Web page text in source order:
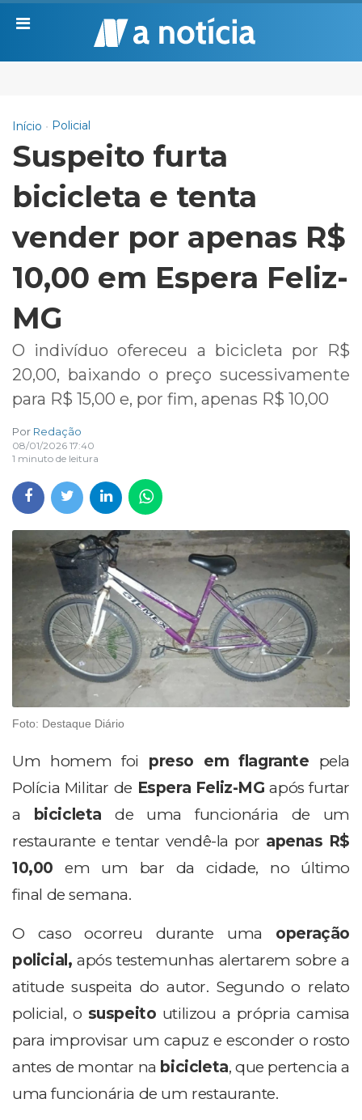
Início Policial
Suspeito furta
bicicleta e tenta
vender por apenas R$
10,00 em Espera Feliz-
MG
O indivíduo ofereceu a bicicleta por R$
20,00, baixando o preço sucessivamente
para R$ 15,00 e, por fim, apenas R$ 10,00
Por Redação
08/01/2026 17:40
1 minuto de leitura
Foto: Destaque Diário
Um homem foi preso em flagrante pela
Polícia Militar de Espera Feliz-MG após furtar
a
bicicleta de uma funcionária de um
restaurante e tentar vendê-la por apenas R$
10,00 em um bar da cidade, no último
final de semana.
O caso ocorreu durante uma operação
policial, após testemunhas alertarem sobre a
atitude suspeita do autor. Segundo o relato
policial, o suspeito utilizou a própria camisa
para improvisar um capuz e esconder o rosto
antes de montar na bicicleta, que pertencia a
uma funcionária de um restaurante.